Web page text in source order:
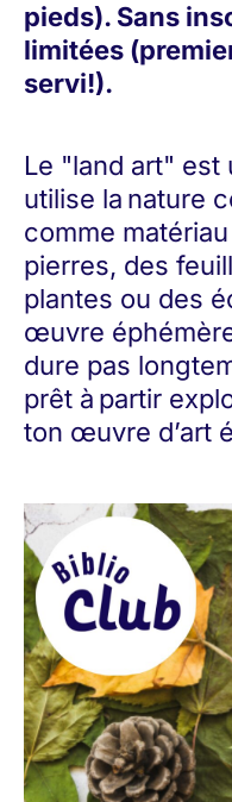
pieds). Sans
limitées
servi!).
Le "land art" est
utilise la nature
comme
pierres, des
plantes ou des
œuvre
dure pas
prêt à partir
ton œuvre d’art